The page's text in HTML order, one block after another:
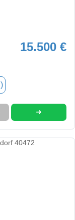
15.500 €
➜